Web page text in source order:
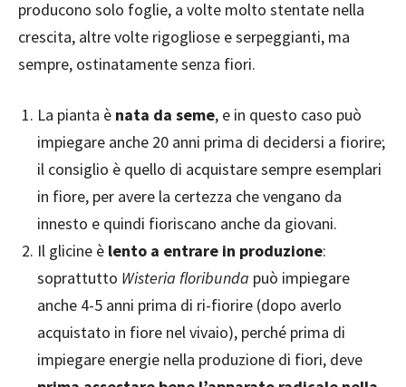
producono solo foglie, a volte molto stentate nella
crescita, altre volte rigogliose e serpeggianti, ma
sempre, ostinatamente senza fiori.
La pianta è nata da seme, e in questo caso può
impiegare anche 20 anni prima di decidersi a fiorire;
il consiglio è quello di acquistare sempre esemplari
in fiore, per avere la certezza che vengano da
innesto e quindi fioriscano anche da giovani.
Il glicine è lento a entrare in produzione:
soprattutto Wisteria floribunda può impiegare
anche 4-5 anni prima di ri-fiorire (dopo averlo
acquistato in fiore nel vivaio), perché prima di
impiegare energie nella produzione di fiori, deve